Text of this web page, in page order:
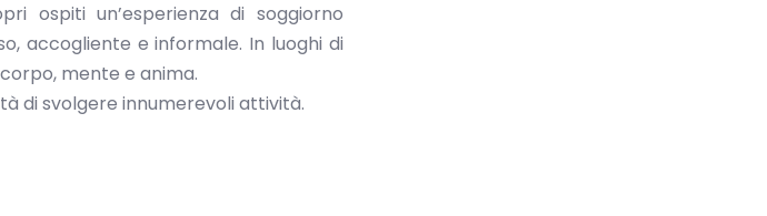
ospiti un’esperienza di soggiorno
accogliente e informale. In luoghi di
mente e anima.
di svolgere innumerevoli attività.